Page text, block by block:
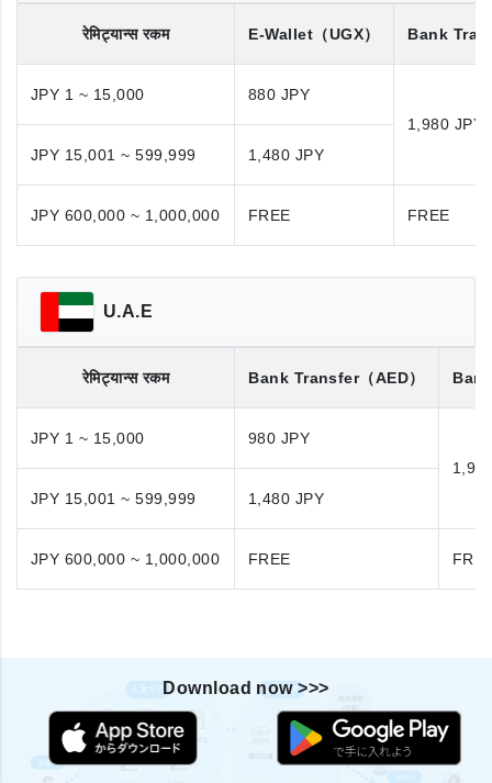
रेमिट्यान्स रकम E-Wallet （UGX） Bank
JPY 1 ~ 15,000
880 JPY
1,980 JPY
JPY 15,001 ~ 599,999
1,480 JPY
JPY 600,000 ~ 1,000,000 FREE FREE
U.A.E
रेमिट्यान्स रकम Bank Transfer（AED）
JPY 1 ~ 15,000
980 JPY
JPY 15,001 ~ 599,999
1,480 JPY
JPY 600,000 ~ 1,000,000 FREE
Download now >>>